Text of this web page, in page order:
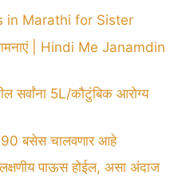
in Marathi for Sister
| Hindi Me Janamdin
सर्वांना 5L/कौटुंबिक आरोग्य
बसेस चालवणार आहे
पाऊस होईल, असा अंदाज